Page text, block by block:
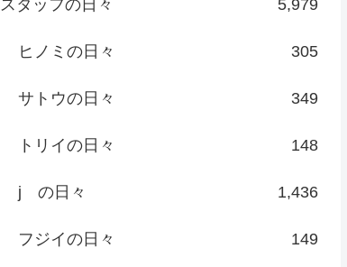
スタッフの日々 5,979
ヒノミの日々 305
サトウの日々 349
トリイの日々 148
j の日々 1,436
フジイの日々 149